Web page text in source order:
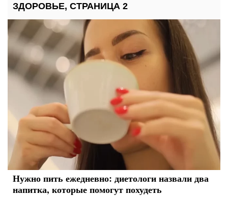
ЗДОРОВЬЕ, СТРАНИЦА 2
Нужно пить ежедневно: диетологи назвали два
напитка, которые помогут похудеть